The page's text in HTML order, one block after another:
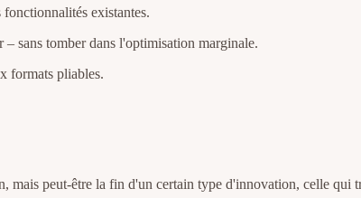
existantes.
sans tomber dans l'optimisation marginale.
formats pliables.
peut-être la fin d'un certain type d'innovation, celle qui